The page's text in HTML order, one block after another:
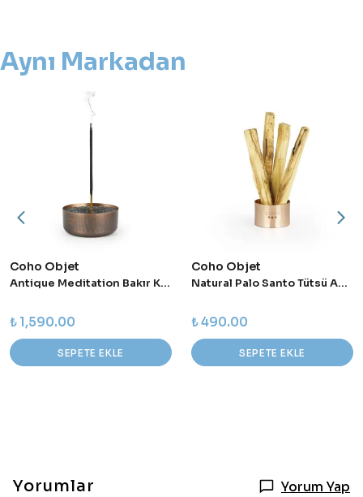
Aynı Markadan
Coho Objet
Antique Meditation Bakır Kumlu Tütsülük
₺ 1,590.00
SEPETE EKLE
Coho Objet
Natural Palo Santo Tütsü Ağacı 4'lü set
₺ 490.00
SEPETE EKLE
Yorumlar Yorum Yap